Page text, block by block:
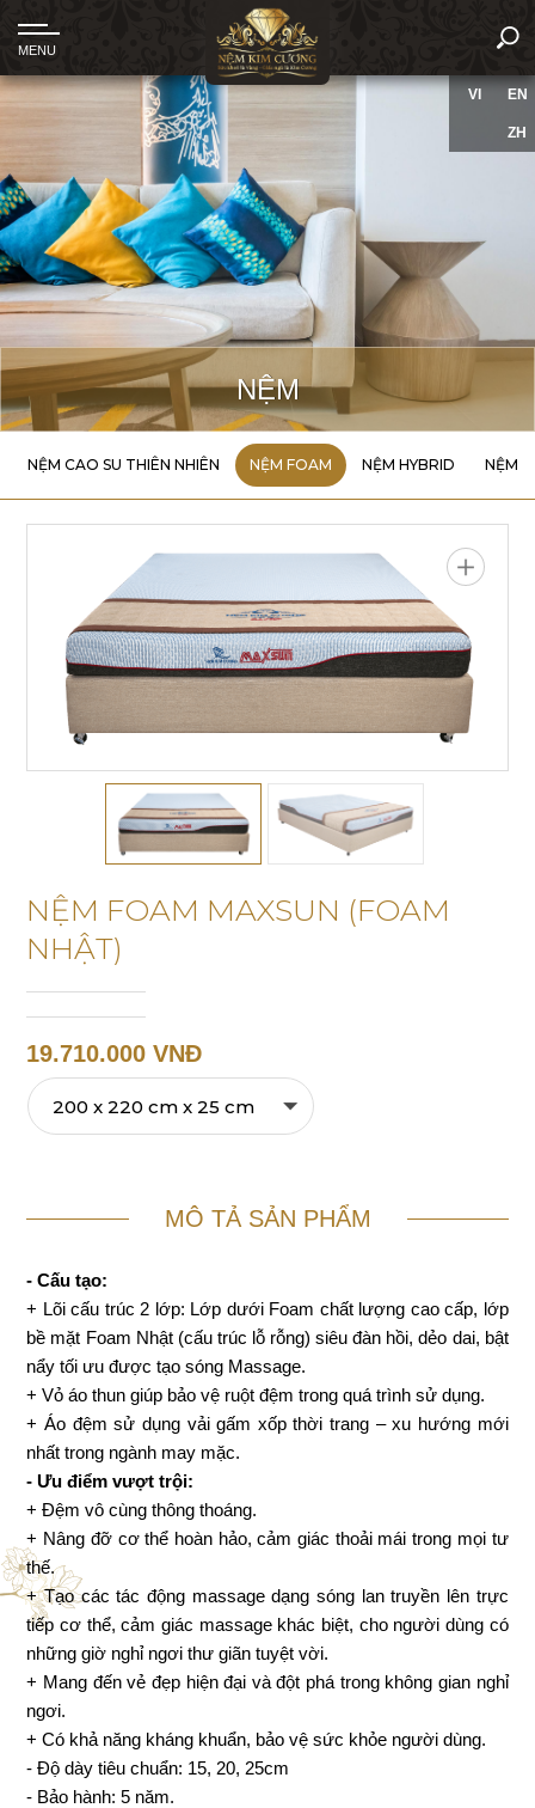
VI EN
ZH
NỆM
NỆM CAO SU THIÊN NHIÊN NỆM FOAM NỆM HYBRID NỆM
NỆM FOAM MAXSUN (FOAM
NHẬT)
19.710.000 VNĐ
MÔ TẢ SẢN PHẨM
- Cấu tạo:
+ Lõi cấu trúc 2 lớp: Lớp dưới Foam chất lượng cao cấp, lớp
bề mặt Foam Nhật (cấu trúc lỗ rỗng) siêu đàn hồi, dẻo dai, bật
nẩy tối ưu được tạo sóng Massage.
+ Vỏ áo thun giúp bảo vệ ruột đệm trong quá trình sử dụng.
+ Áo đệm sử dụng vải gấm xốp thời trang – xu hướng mới
nhất trong ngành may mặc.
- Ưu điểm vượt trội:
+ Đệm vô cùng thông thoáng.
+ Nâng đỡ cơ thể hoàn hảo, cảm giác thoải mái trong mọi tư
thế.
+ Tạo các tác động massage dạng sóng lan truyền lên trực
tiếp cơ thể, cảm giác massage khác biệt, cho người dùng có
những giờ nghỉ ngơi thư giãn tuyệt vời.
+ Mang đến vẻ đẹp hiện đại và đột phá trong không gian nghỉ
ngơi.
+ Có khả năng kháng khuẩn, bảo vệ sức khỏe người dùng.
- Độ dày tiêu chuẩn: 15, 20, 25cm
- Bảo hành: 5 năm.